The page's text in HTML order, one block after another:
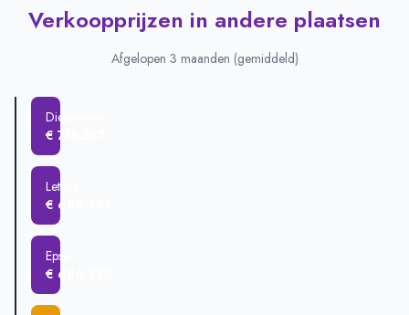
Verkoopprijzen in andere plaatsen
Afgelopen 3 maanden (gemiddeld)
Diepenveen
€ 718.587
Lettele
€ 688.395
Epse
€ 686.333